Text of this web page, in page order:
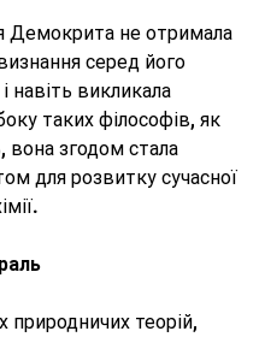
Демокрита не отримала
серед його
навіть викликала
таких філософів, як
вона згодом стала
для розвитку сучасної
природничих теорій,